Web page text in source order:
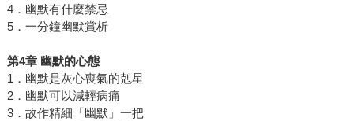
4．幽默有什麼禁忌
5．一分鐘幽默賞析
第4章 幽默的心態
1．幽默是灰心喪氣的剋星
2．幽默可以減輕病痛
3．故作精細「幽默」一把